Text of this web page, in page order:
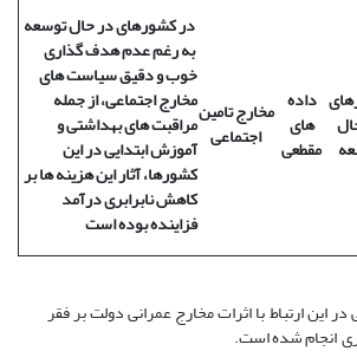
داده
های
مقطعی
مخارج تامین
اجتماعی
در کشورهای در حال توسعه
به رغم عدم هدف گذاری
خوب و دقیق سیاست های
مخارج اجتماعی، از جمله
مراقبت های بهداشتی و
آموزش ابتدایی در این
کشورها، آثار این هزینه ها بر
کاهش نابرابری درآمد
فزاینده بوده است
در این ارتباط با اثرات مخارج عمرانی دولت بر فقر
انجام شده است.